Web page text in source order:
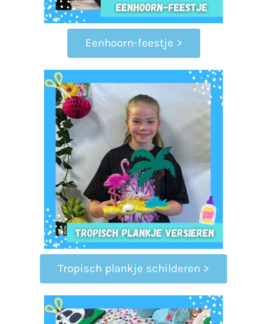
Eenhoorn-feestje >
Tropisch plankje schilderen >